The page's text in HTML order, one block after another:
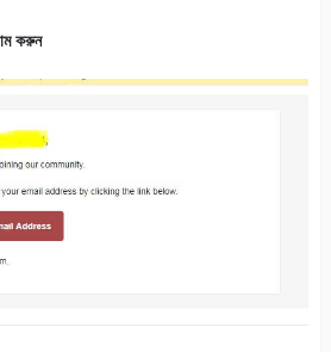
করুন